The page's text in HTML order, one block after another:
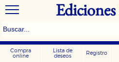
Compra
online
Lista de
deseos
Registro